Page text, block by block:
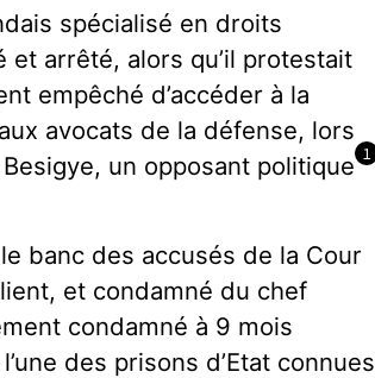
spécialisé en droits
et arrêté, alors qu’il protestait
empêché d’accéder à la
avocats de la défense, lors
un opposant politique 1
banc des accusés de la Cour
et condamné du chef
condamné à 9 mois
des prisons d’Etat connues